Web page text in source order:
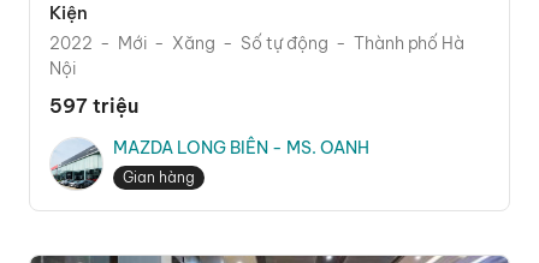
Kiện
2022 Mới Xăng Số tự động
Thành phố Hà
Nội
597 triệu
MAZDA LONG BIÊN - MS. OANH
Gian hàng